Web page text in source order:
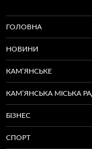
ГОЛОВНА
НОВИНИ
КАМ’ЯНСЬКЕ
КАМ’ЯНСЬКА МІСЬКА
БІЗНЕС
СПОРТ